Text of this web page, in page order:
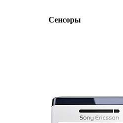
Сенсоры